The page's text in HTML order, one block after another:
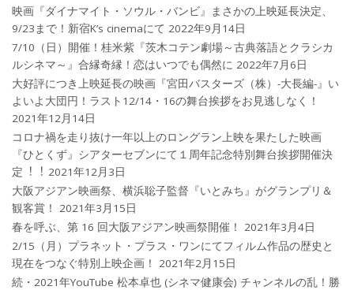
映画『ダイナマイト・ソウル・バンビ』まさかの上映延長決定、
9/23まで！新宿K’s cinemaにて 2022年9月14日
7/10（日）開催！桂米紫『茨木コテン劇場～古典落語とクラシカ
ルシネマ～』合縁奇縁！恋はいつでも偶然に 2022年7月6日
大好評につき上映延長の映画『宮田バスターズ（株）-大長編-』い
よいよ大団円！ラスト12/14・16の舞台挨拶をお見逃しなく！
2021年12月14日
コロナ禍を⾛り抜け⼀年以上のロングラン上映を果たした映画
『ひとくず』シアターセブンにて１周年記念特別舞台挨拶開催決
定︕︕ 2021年12月3日
大阪アジアン映画祭、横浜聡子監督『いとみち』がグランプリ＆
観客賞！
2021年3月15日
春を呼ぶ、第 16 回大阪アジアン映画祭開催！
2021年3月4日
2/15（月）プラネット・プラス・ワンにてフィルム作品の歴史と
現在をつなぐ特別上映企画！
2021年2月15日
続・2021年YouTube 松本卓也 (シネマ健康会) チャンネルの乱！勝